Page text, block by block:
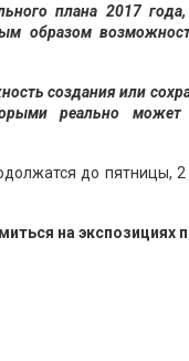
плана 2017
образом
создания или
реально
до пятницы,
на